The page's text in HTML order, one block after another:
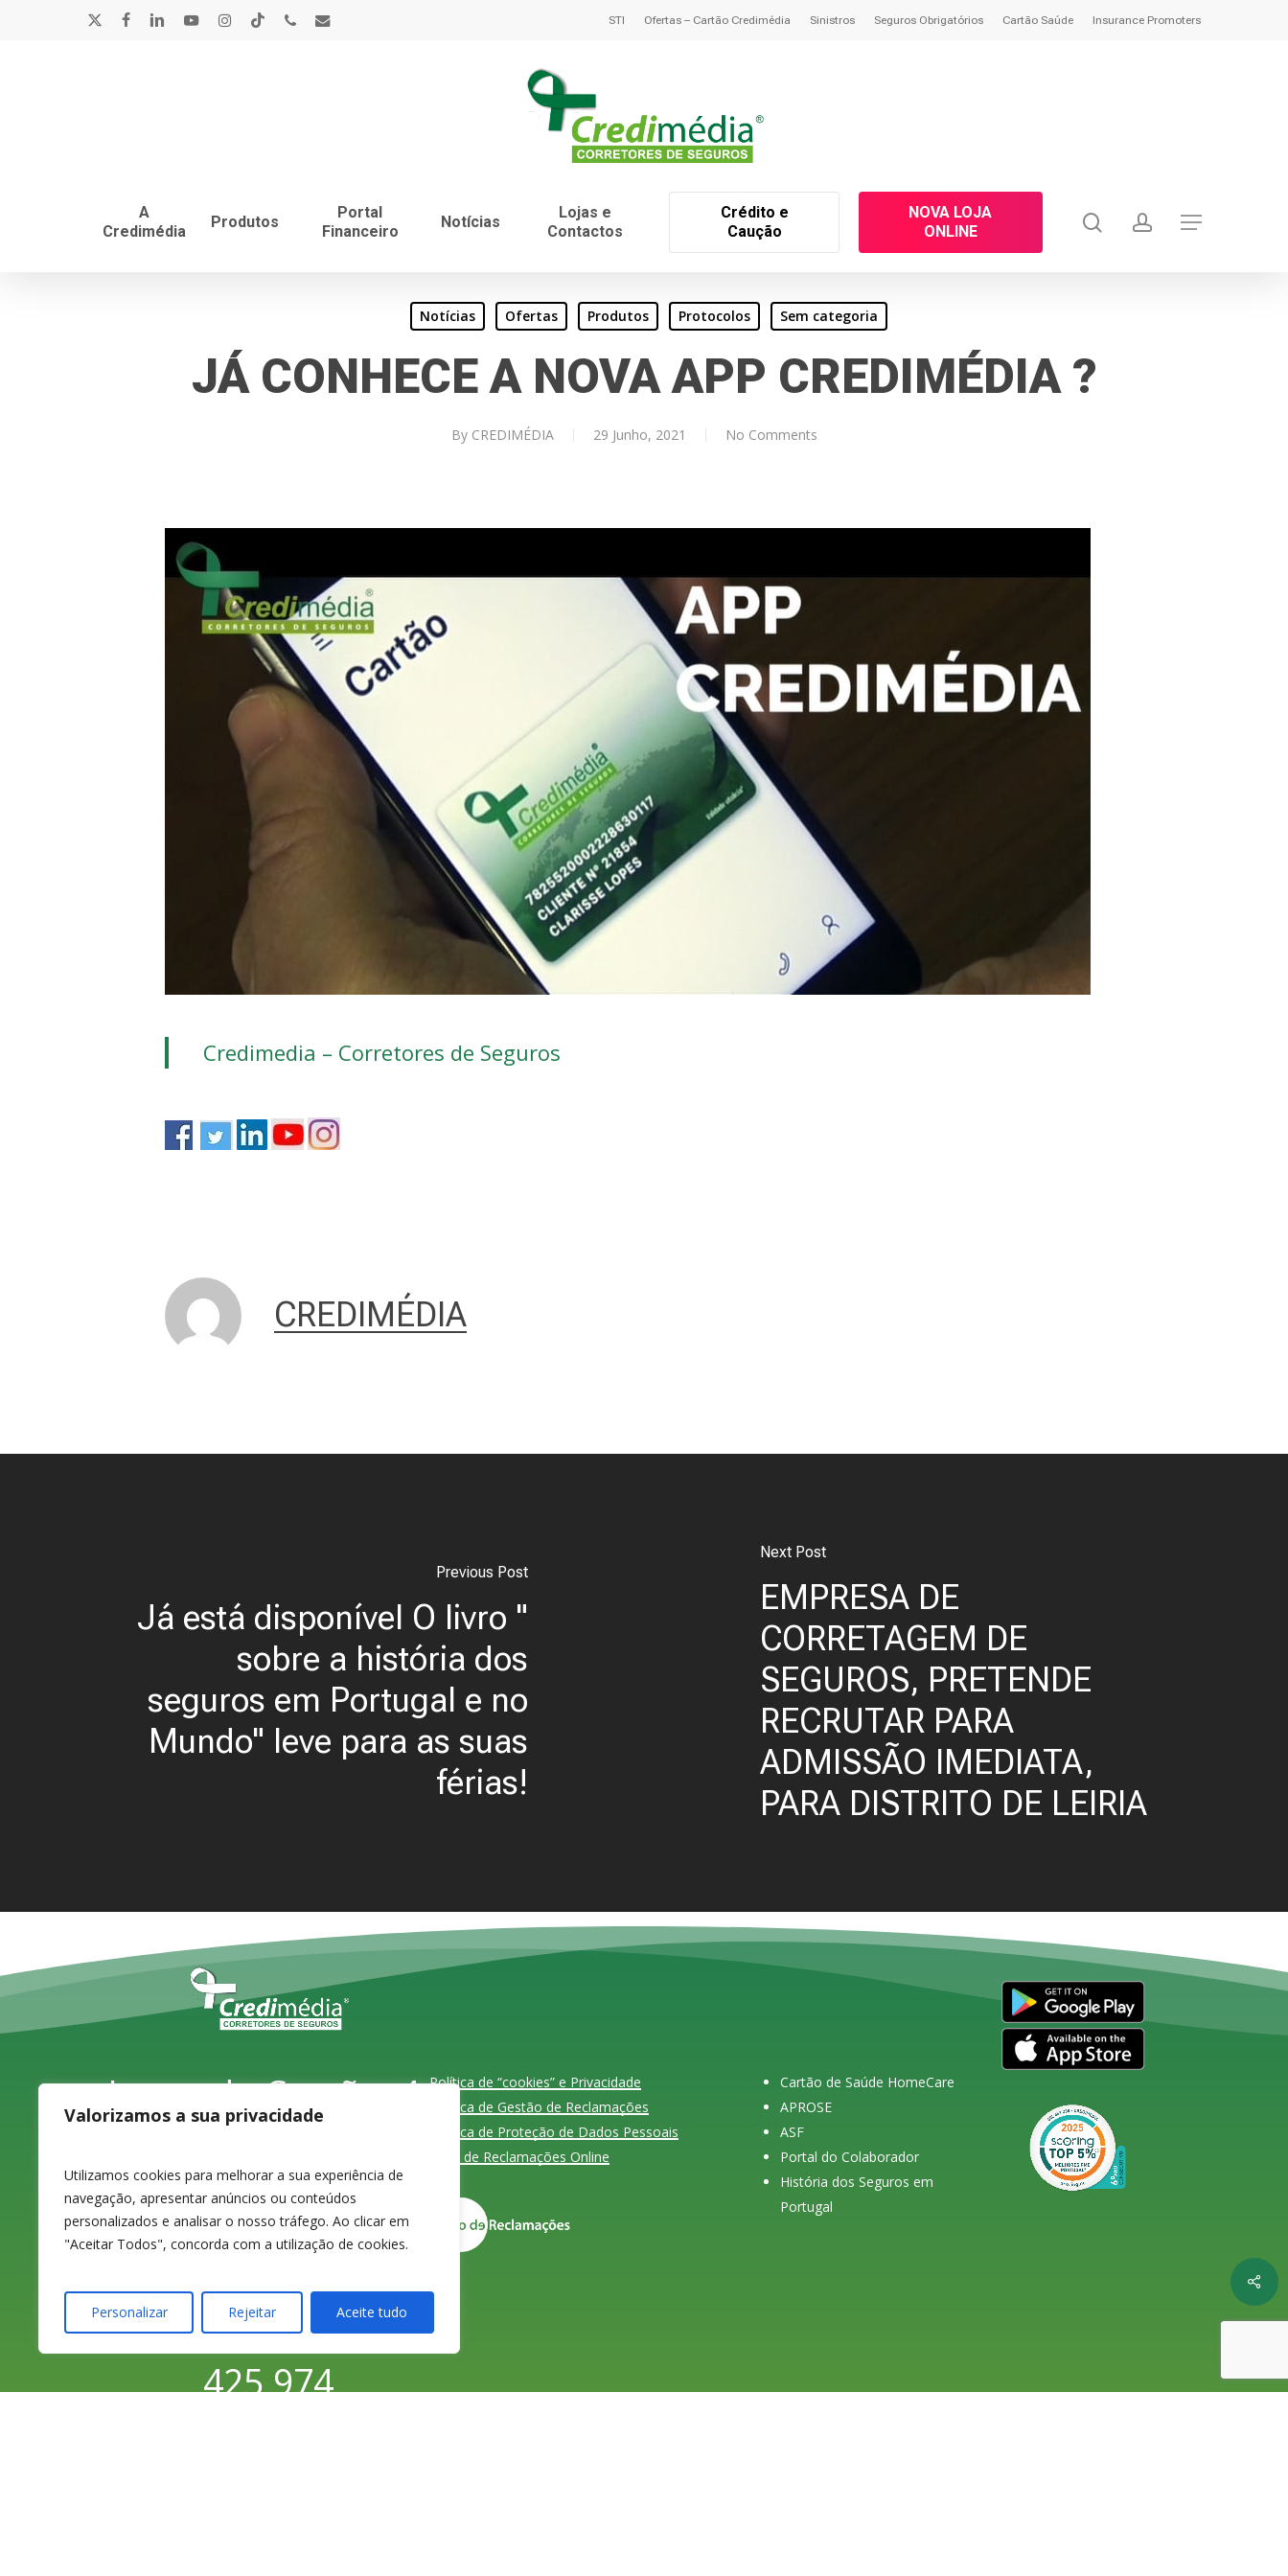
Valorizamos a sua privacidade
Utilizamos cookies para melhorar a sua experiência de
navegação, apresentar anúncios ou conteúdos
personalizados e analisar o nosso tráfego. Ao clicar em
"Aceitar Todos", concorda com a utilização de cookies.
Personalizar Rejeitar Aceite tudo
instagram
tiktok
STI Ofertas – Cartão Credimédia Sinistros Seguros Obrigatórios Cartão Saúde Insurance Promoters
A
Credimédia
Produtos
Portal
Financeiro
Notícias
Lojas e
Contactos
Crédito e
Caução
NOVA LOJA
ONLINE
searchaccount
Menu
Notícias Ofertas Produtos Protocolos Sem categoria
JÁ CONHECE A NOVA APP CREDIMÉDIA ?
By CREDIMÉDIA 29 Junho, 2021 No Comments
Credimedia – Corretores de Seguros
CREDIMÉDIA
Previous Post
Já está disponível O livro "
sobre a história dos
seguros em Portugal e no
Mundo" leve para as suas
férias!
Next Post
EMPRESA DE
CORRETAGEM DE
SEGUROS, PRETENDE
RECRUTAR PARA
ADMISSÃO IMEDIATA,
PARA DISTRITO DE LEIRIA
Largo do Carvão, 4,
3080-070 Figueira
da Foz
233 420 141 / 233
425 974
Política de “cookies” e Privacidade
Política de Gestão de Reclamações
Política de Proteção de Dados Pessoais
Livro de Reclamações Online
Cartão de Saúde HomeCare
APROSE
ASF
Portal do Colaborador
História dos Seguros em
Portugal
Share